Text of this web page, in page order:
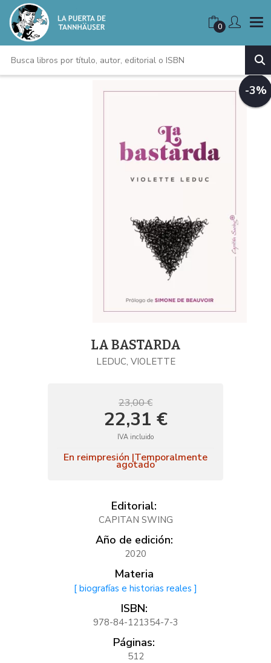
0
-3%
LA BASTARDA
LEDUC, VIOLETTE
23,00 €
22,31 €
IVA incluido
En reimpresión |Temporalmente
agotado
Editorial:
CAPITAN SWING
Año de edición:
2020
Materia
[ biografías e historias reales ]
ISBN:
978-84-121354-7-3
Páginas:
512